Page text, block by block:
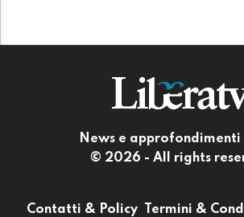
News e approfondimenti
© 2026 - All rights
Contatti & Policy Termini &